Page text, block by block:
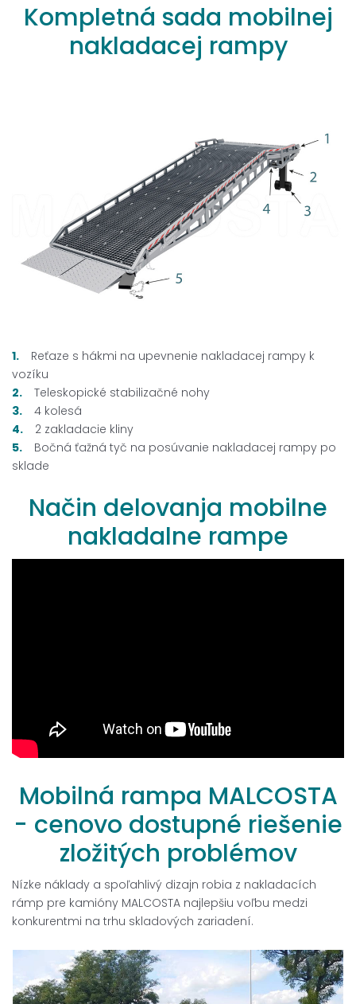
Kompletná sada mobilnej
nakladacej rampy
Reťaze s hákmi na upevnenie nakladacej rampy k
vozíku
Teleskopické stabilizačné nohy
4 kolesá
2 zakladacie kliny
Bočná ťažná tyč na posúvanie nakladacej rampy po
sklade
Način delovanja mobilne
nakladalne rampe
Mobilná rampa MALCOSTA
- cenovo dostupné riešenie
zložitých problémov
Nízke náklady a spoľahlivý dizajn robia z nakladacích
rámp pre kamióny MALCOSTA najlepšiu voľbu medzi
konkurentmi na trhu skladových zariadení.